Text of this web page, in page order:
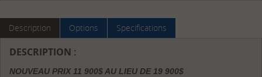
Description Options Specifications
DESCRIPTION :
NOUVEAU PRIX 11 900$ AU LIEU DE 19 900$